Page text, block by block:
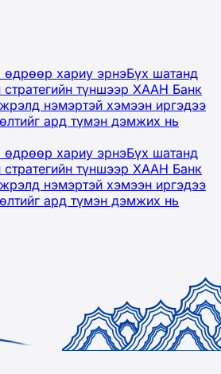
өдрөөр хариу эрнэБүх шатанд
стратегийн түншээр ХААН Банк
нэмэртэй хэмээн иргэдээ
ард түмэн дэмжих нь
өдрөөр хариу эрнэБүх шатанд
стратегийн түншээр ХААН Банк
нэмэртэй хэмээн иргэдээ
ард түмэн дэмжих нь